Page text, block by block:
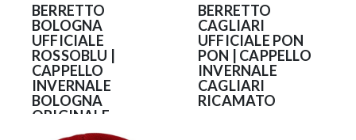
BERRETTO
BOLOGNA
UFFICIALE
ROSSOBLU |
CAPPELLO
INVERNALE
BOLOGNA
ORIGINALE
CASTELLANO
BERRETTO
CAGLIARI
UFFICIALE PON
PON | CAPPELLO
INVERNALE
CAGLIARI
RICAMATO